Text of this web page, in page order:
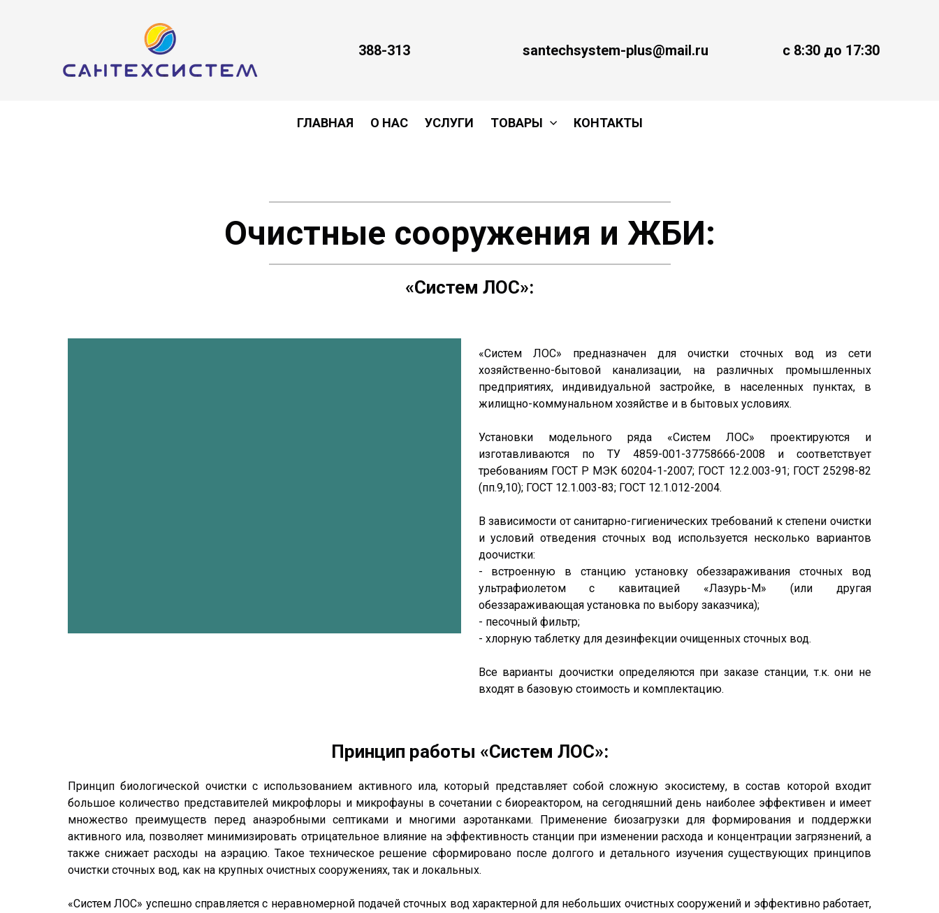
388-313 santechsystem-plus@mail.ru с 8:30 до 17:30
ГЛАВНАЯ О НАС УСЛУГИ ТОВАРЫ КОНТАКТЫ
Очистные сооружения и ЖБИ:
«Систем ЛОС»:
«Систем ЛОС» предназначен для очистки сточных вод из сети
хозяйственно-бытовой канализации, на различных промышленных
предприятиях, индивидуальной застройке, в населенных пунктах, в
жилищно-коммунальном хозяйстве и в бытовых условиях.
Установки модельного ряда «Систем ЛОС» проектируются и
изготавливаются по ТУ 4859-001-37758666-2008 и соответствует
требованиям ГОСТ Р МЭК 60204-1-2007; ГОСТ 12.2.003-91; ГОСТ 25298-82
(пп.9,10); ГОСТ 12.1.003-83; ГОСТ 12.1.012-2004.
В зависимости от санитарно-гигиенических требований к степени очистки
и условий отведения сточных вод используется несколько вариантов
доочистки:
- встроенную в станцию установку обеззараживания сточных вод
ультрафиолетом с кавитацией «Лазурь-М» (или другая
обеззараживающая установка по выбору заказчика);
- песочный фильтр;
- хлорную таблетку для дезинфекции очищенных сточных вод.
Все варианты доочистки определяются при заказе станции, т.к. они не
входят в базовую стоимость и комплектацию.
Принцип работы «Систем ЛОС»:
Принцип биологической очистки с использованием активного ила, который представляет собой сложную экосистему, в состав которой входит
большое количество представителей микрофлоры и микрофауны в сочетании с биореактором, на сегодняшний день наиболее эффективен и имеет
множество преимуществ перед анаэробными септиками и многими аэротанками. Применение биозагрузки для формирования и поддержки
активного ила, позволяет минимизировать отрицательное влияние на эффективность станции при изменении расхода и концентрации загрязнений, а
также снижает расходы на аэрацию. Такое техническое решение сформировано после долгого и детального изучения существующих принципов
очистки сточных вод, как на крупных очистных сооружениях, так и локальных.
«Систем ЛОС» успешно справляется с неравномерной подачей сточных вод характерной для небольших очистных сооружений и эффективно работает,